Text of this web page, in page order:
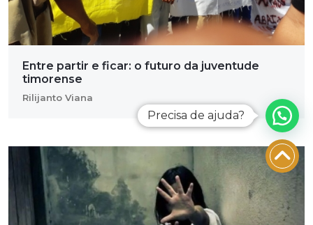
Entre partir e ficar: o futuro da juventude
timorense
Rilijanto Viana
Precisa de ajuda?